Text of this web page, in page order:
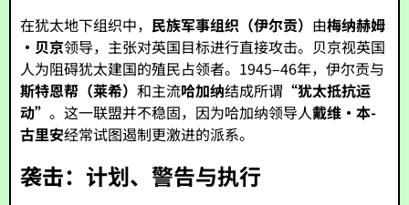
在犹太地下组织中， 民族军事组织（伊尔贡） 由梅纳赫姆
·贝京领导，主张对英国目标进行直接攻击。贝京视英国
人为阻碍犹太建国的殖民占领者。1945–46年，伊尔贡与
斯特恩帮（莱希）和主流哈加纳结成所谓 “犹太抵抗运
动”。这一联盟并不稳固，因为哈加纳领导人戴维·本-
古里安经常试图遏制更激进的派系。
袭击：计划、警告与执行